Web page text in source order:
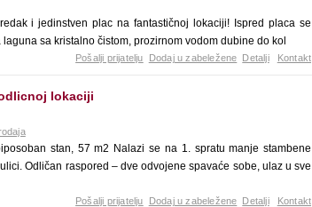
i jedinstven plac na fantastičnoj lokaciji! Ispred placa se
sa kristalno čistom, prozirnom vodom dubine do kol
Pošalji prijatelju Dodaj u zabeležene Detalji Kontakt
lokaciji
stan, 57 m2 Nalazi se na 1. spratu manje stambene
Odličan raspored – dve odvojene spavaće sobe, ulaz u sve
Pošalji prijatelju Dodaj u zabeležene Detalji Kontakt